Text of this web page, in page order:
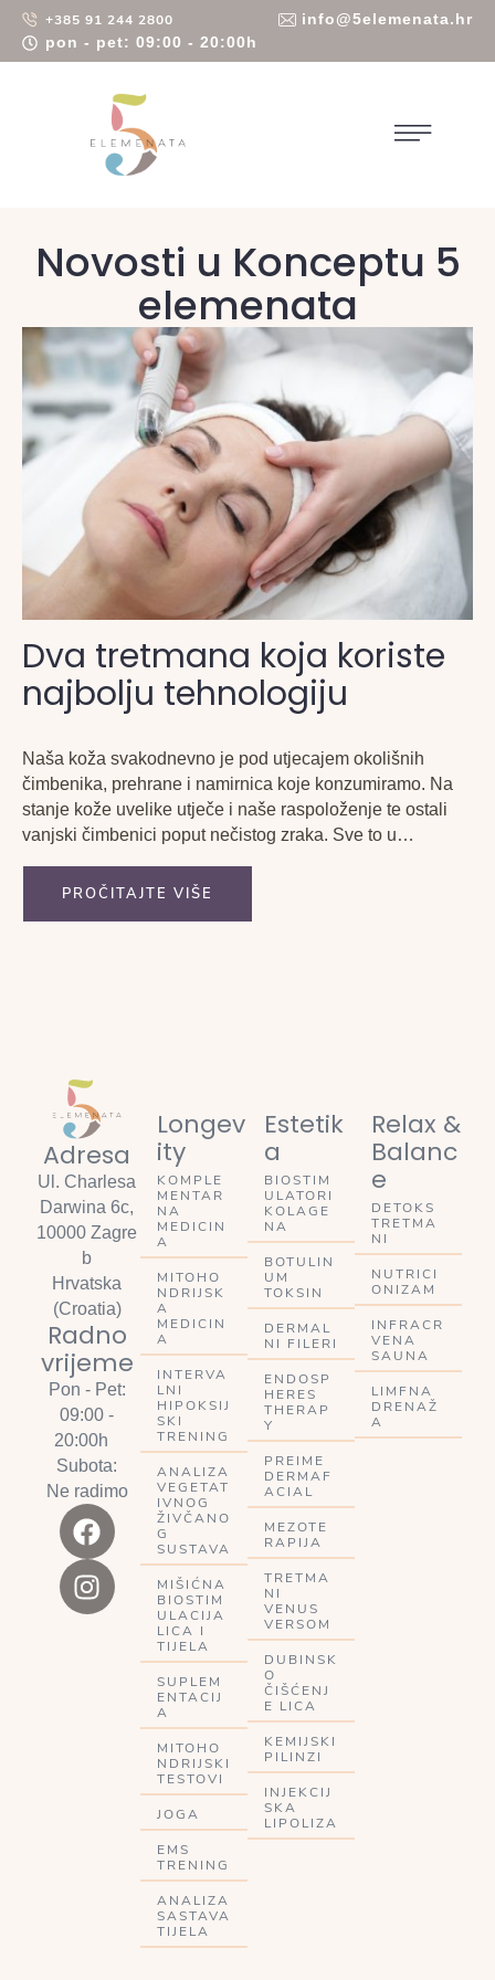
+385 91 244 2800
info@5elemenata.hr
pon - pet: 09:00 - 20:00h
Novosti u Konceptu 5
elemenata
Dva tretmana koja koriste
najbolju tehnologiju
Naša koža svakodnevno je pod utjecajem okolišnih
čimbenika, prehrane i namirnica koje konzumiramo. Na
stanje kože uvelike utječe i naše raspoloženje te ostali
vanjski čimbenici poput nečistog zraka. Sve to u
oboljenja i nepravilnosti. Koncept 5 elemenata pruža niz
PROČITAJTE VIŠE
Adresa
Ul. Charlesa
Darwina 6c,
10000 Zagre
b
Hrvatska
(Croatia)
Radno
vrijeme
Pon - Pet:
09:00 -
20:00h
Subota:
Ne radimo
Longev
ity
KOMPLE
MENTAR
NA
MEDICIN
A
MITOHO
NDRIJSK
A
MEDICIN
A
INTERVA
LNI
HIPOKSIJ
SKI
TRENING
ANALIZA
VEGETAT
IVNOG
ŽIVČANO
G
SUSTAVA
MIŠIĆNA
BIOSTIM
ULACIJA
LICA I
TIJELA
SUPLEM
ENTACIJ
A
MITOHO
NDRIJSKI
TESTOVI
JOGA
EMS
TRENING
ANALIZA
SASTAVA
TIJELA
Estetik
a
BIOSTIM
ULATORI
KOLAGE
NA
BOTULIN
UM
TOKSIN
DERMAL
NI FILERI
ENDOSP
HERES
THERAP
Y
PREIME
DERMAF
ACIAL
MEZOTE
RAPIJA
TRETMA
NI
VENUS
VERSOM
DUBINSK
O
ČIŠĆENJ
E LICA
KEMIJSKI
PILINZI
INJEKCIJ
SKA
LIPOLIZA
Relax &
Balanc
e
DETOKS
TRETMA
NI
NUTRICI
ONIZAM
INFRACR
VENA
SAUNA
LIMFNA
DRENAŽ
A